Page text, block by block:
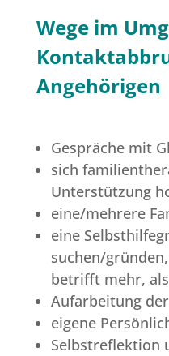
Wege im
Angehörigen
Gespräche mit
sich
Unterstützung
eine/mehrere
eine
suchen/
betrifft mehr,
Aufarbeitung
eigene
Selbstreflektion